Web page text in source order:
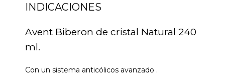
INDICACIONES
Avent Biberon de cristal Natural 240
ml.
Con un sistema anticólicos avanzado .